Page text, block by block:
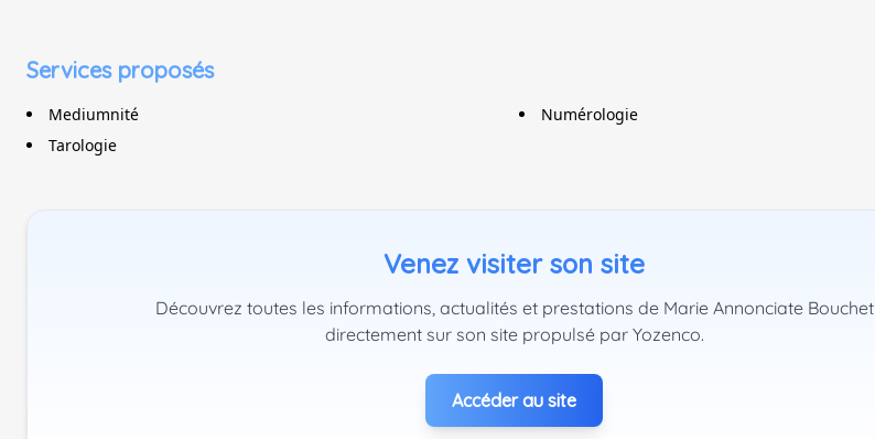
Services proposés
Mediumnité
Numérologie
Tarologie
Venez visiter son site
Découvrez toutes les informations, actualités et prestations de Marie Annonciate Bouchet
directement sur son site propulsé par Yozenco.
Accéder au site